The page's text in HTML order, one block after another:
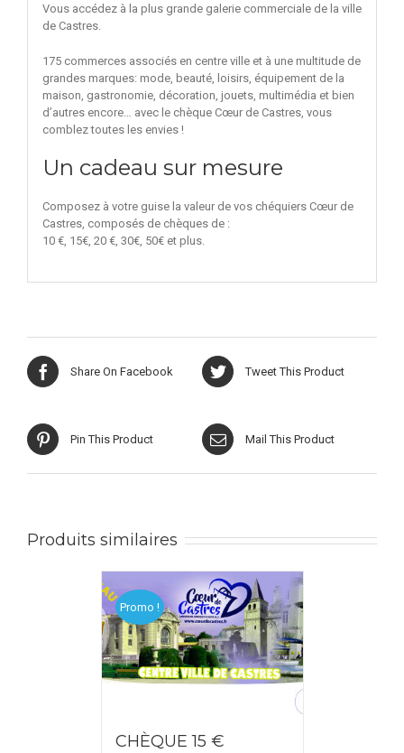
Vous accédez à la plus grande galerie commerciale de la ville
de Castres.
175 commerces associés en centre ville et à une multitude de
grandes marques: mode, beauté, loisirs, équipement de la
maison, gastronomie, décoration, jouets, multimédia et bien
d’autres encore… avec le chèque Cœur de Castres, vous
comblez toutes les envies !
Un cadeau sur mesure
Composez à votre guise la valeur de vos chéquiers Cœur de
Castres, composés de chèques de :
10 €, 15€, 20 €, 30€, 50€ et plus.
Share On Facebook Tweet This Product
Pin This Product Mail This Product
Produits similaires
Promo !
CHÈQUE 15 €